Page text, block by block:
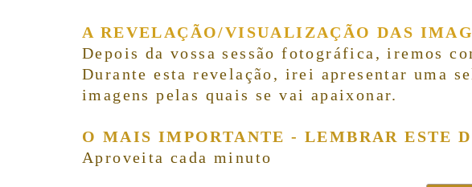
A REVELAÇÃO/VISUALIZAÇÃO DAS
Depois da vossa sessão fotográfica, iremos
Durante esta revelação, irei apresentar uma
imagens pelas quais se vai apaixonar.
O MAIS IMPORTANTE - LEMBRAR ESTE
Aproveita cada minuto